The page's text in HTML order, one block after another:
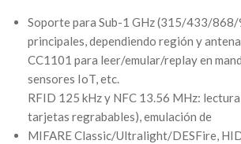
Soporte para Sub-1 GHz (315/433/
principales, dependiendo región y
CC1101 para leer/emular/replay en
sensores IoT, etc.
RFID 125 kHz y NFC 13.56 MHz:
tarjetas regrabables), emulación de
MIFARE Classic/Ultralight/DESFire,